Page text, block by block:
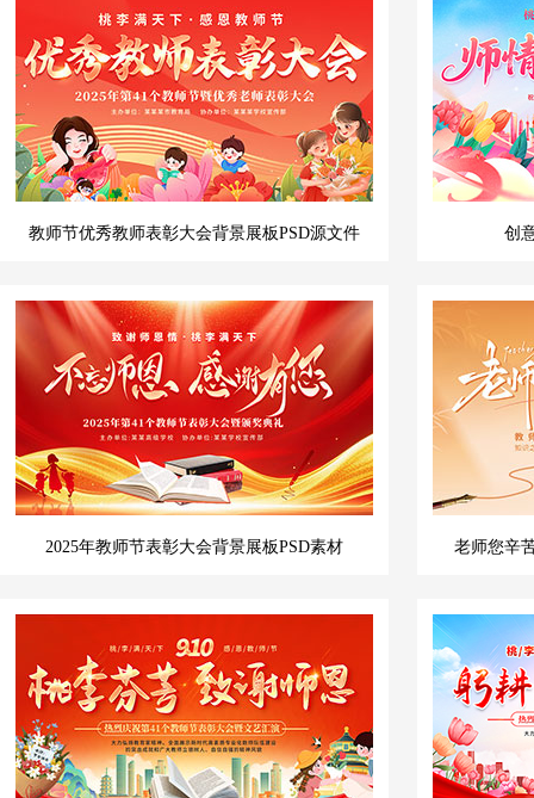
教师节优秀教师表彰大会背景展板PSD源文件 创
2025年教师节表彰大会背景展板PSD素材 老师您辛